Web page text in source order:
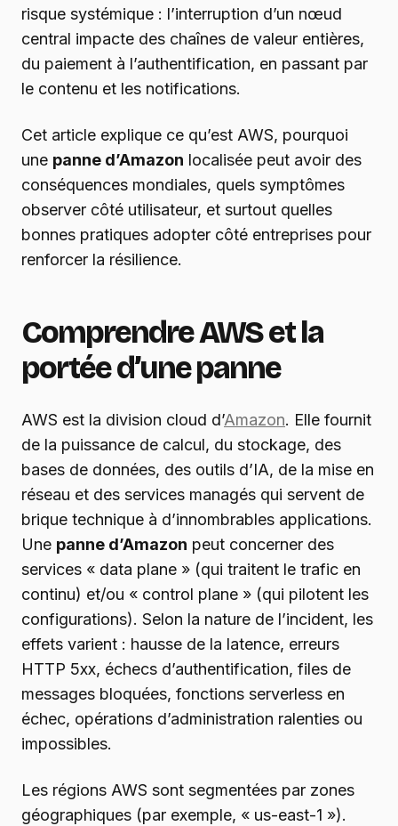
risque systémique : l’interruption d’un nœud
central impacte des chaînes de valeur entières,
du paiement à l’authentification, en passant par
le contenu et les notifications.
Cet article explique ce qu’est AWS, pourquoi
une panne d’Amazon localisée peut avoir des
conséquences mondiales, quels symptômes
observer côté utilisateur, et surtout quelles
bonnes pratiques adopter côté entreprises pour
renforcer la résilience.
Comprendre AWS et la
portée d’une panne
AWS est la division cloud d’Amazon. Elle fournit
de la puissance de calcul, du stockage, des
bases de données, des outils d’IA, de la mise en
réseau et des services managés qui servent de
brique technique à d’innombrables applications.
Une panne d’Amazon peut concerner des
services « data plane » (qui traitent le trafic en
continu) et/ou « control plane » (qui pilotent les
configurations). Selon la nature de l’incident, les
effets varient : hausse de la latence, erreurs
HTTP 5xx, échecs d’authentification, files de
messages bloquées, fonctions serverless en
échec, opérations d’administration ralenties ou
impossibles.
Les régions AWS sont segmentées par zones
géographiques (par exemple, « us-east-1 »).